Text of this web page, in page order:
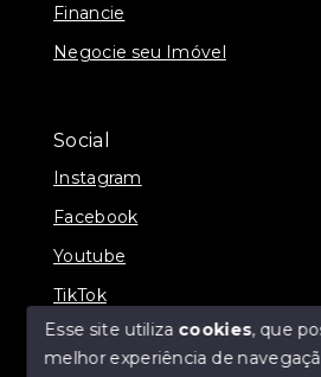
Financie
Negocie seu Imóvel
Social
Instagram
Facebook
Youtube
TikTok
Esse site utiliza cookies, que
melhor experiência de